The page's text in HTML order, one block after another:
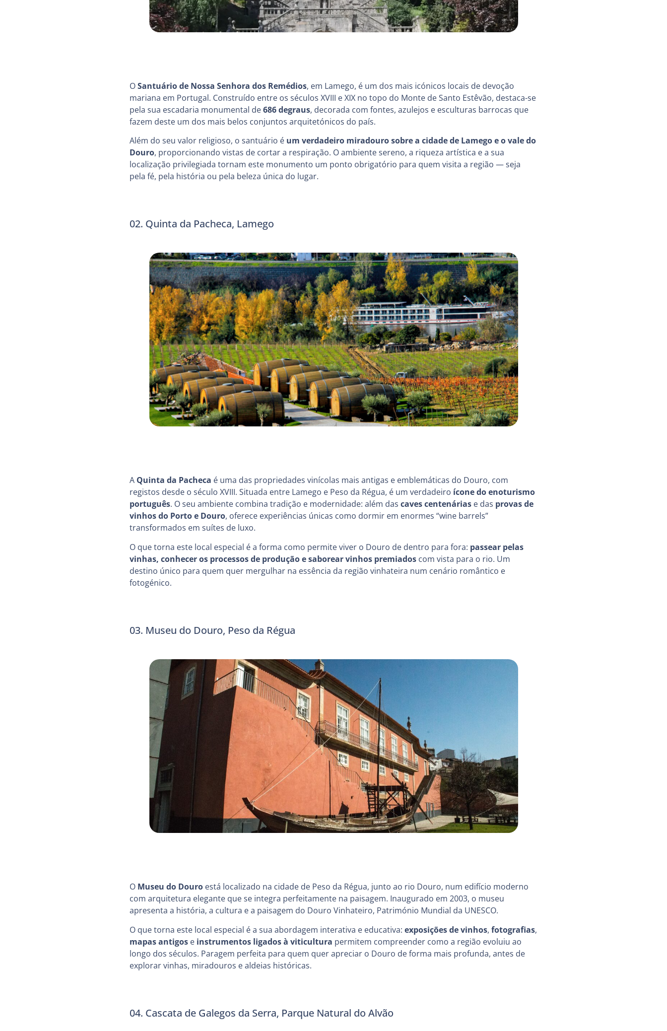
OSantuário de Nossa Senhora dos Remédios, em Lamego, é um dos mais icónicos locais de devoção
mariana em Portugal. Construído entre os séculos XVIII e XIX no topo do Monte de Santo Estêvão, destaca-se
pela sua escadaria monumental de686 degraus, decorada com fontes, azulejos e esculturas barrocas que
fazem deste um dos mais belos conjuntos arquitetónicos do país.
Além do seu valor religioso, o santuário é um verdadeiro miradouro sobre a cidade de Lamego e o vale do
Douro, proporcionando vistas de cortar a respiração. O ambiente sereno, a riqueza artística e a sua
localização privilegiada tornam este monumento um ponto obrigatório para quem visita a região — seja
pela fé, pela história ou pela beleza única do lugar.
02. Quinta da Pacheca, Lamego
A Quinta da Pacheca é uma das propriedades vinícolas mais antigas e emblemáticas do Douro, com
registos desde o século XVIII. Situada entre Lamego e Peso da Régua, é um verdadeiro ícone do enoturismo
português. O seu ambiente combina tradição e modernidade: além das caves centenáriase das provas de
vinhos do Porto e Douro, oferece experiências únicas como dormir em enormes “wine barrels”
transformados em suítes de luxo.
O que torna este local especial é a forma como permite viver o Douro de dentro para fora: passear pelas
vinhas, conhecer os processos de produção e saborear vinhos premiadoscom vista para o rio. Um
destino único para quem quer mergulhar na essência da região vinhateira num cenário romântico e
fotogénico.
03. Museu do Douro, Peso da Régua
O Museu do Douroestá localizado na cidade de Peso da Régua, junto ao rio Douro, num edifício moderno
com arquitetura elegante que se integra perfeitamente na paisagem. Inaugurado em 2003, o museu
apresenta a história, a cultura e a paisagem do Douro Vinhateiro, Património Mundial da UNESCO.
O que torna este local especial é a sua abordagem interativa e educativa: exposições de vinhos, fotografias,
mapas antigose instrumentos ligados à viticultura permitem compreender como a região evoluiu ao
longo dos séculos. Paragem perfeita para quem quer apreciar o Douro de forma mais profunda, antes de
explorar vinhas, miradouros e aldeias históricas.
04. Cascata de Galegos da Serra, Parque Natural do Alvão